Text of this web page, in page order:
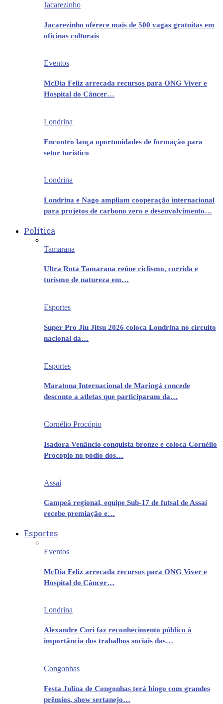
Jacarezinho
Jacarezinho oferece mais de 500 vagas gratuitas em
oficinas culturais
Eventos
McDia Feliz arrecada recursos para ONG Viver e
Hospital do Câncer…
Londrina
Encontro lança oportunidades de formação para
setor turístico
Londrina
Londrina e Nago ampliam cooperação internacional
para projetos de carbono zero e desenvolvimento…
Política
Tamarana
Ultra Rota Tamarana reúne ciclismo, corrida e
turismo de natureza em…
Esportes
Super Pro Jiu Jitsu 2026 coloca Londrina no circuito
nacional da…
Esportes
Maratona Internacional de Maringá concede
desconto a atletas que participaram da…
Cornélio Procópio
Isadora Venâncio conquista bronze e coloca Cornélio
Procópio no pódio dos…
Assaí
Campeã regional, equipe Sub-17 de futsal de Assaí
recebe premiação e…
Esportes
Eventos
McDia Feliz arrecada recursos para ONG Viver e
Hospital do Câncer…
Londrina
Alexandre Curi faz reconhecimento público à
importância dos trabalhos sociais das…
Congonhas
Festa Julina de Congonhas terá bingo com grandes
prêmios, show sertanejo…